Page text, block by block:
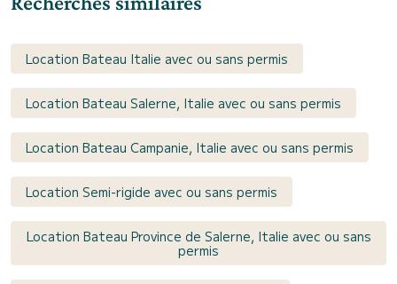
Location Bateau Italie avec ou sans permis
Location Bateau Salerne, Italie avec ou sans permis
Location Bateau Campanie, Italie avec ou sans permis
Location Semi-rigide avec ou sans permis
Location Bateau Province de Salerne, Italie avec ou sans
permis